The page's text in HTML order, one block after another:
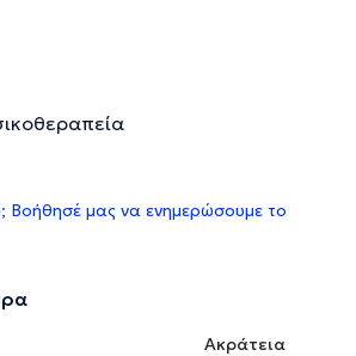
Βοήθησέ μας να ενημερώσουμε το
Ακράτεια